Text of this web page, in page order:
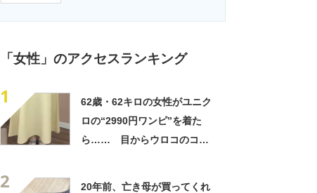
「女性」のアクセスランキング
1
62歳・62キロの女性がユニク
ロの“2990円ワンピ”を着た
ら…… 目からウロコのコー
2
20年前、亡き母が買ってくれ